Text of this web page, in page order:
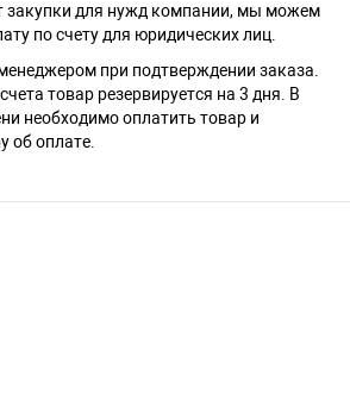
закупки для нужд компании, мы можем
по счету для юридических лиц.
при подтверждении заказа.
товар резервируется на 3 дня. В
необходимо оплатить товар и
об оплате.